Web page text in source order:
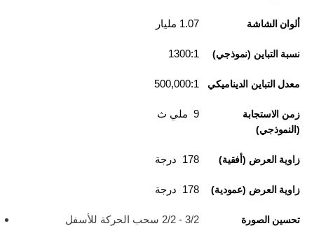
ألوان الشاشة 1.07 مليار
نسبة التباين (نموذجي) 1300:1
معدل التباين الديناميكي 500,000:1
زمن الاستجابة
(النموذجي)
9 ملي ث
زاوية العرض (أفقية) 178 درجة
زاوية العرض (عمودية) 178 درجة
تحسين الصورة
3/2 - 2/2 سحب الحركة للأسفل